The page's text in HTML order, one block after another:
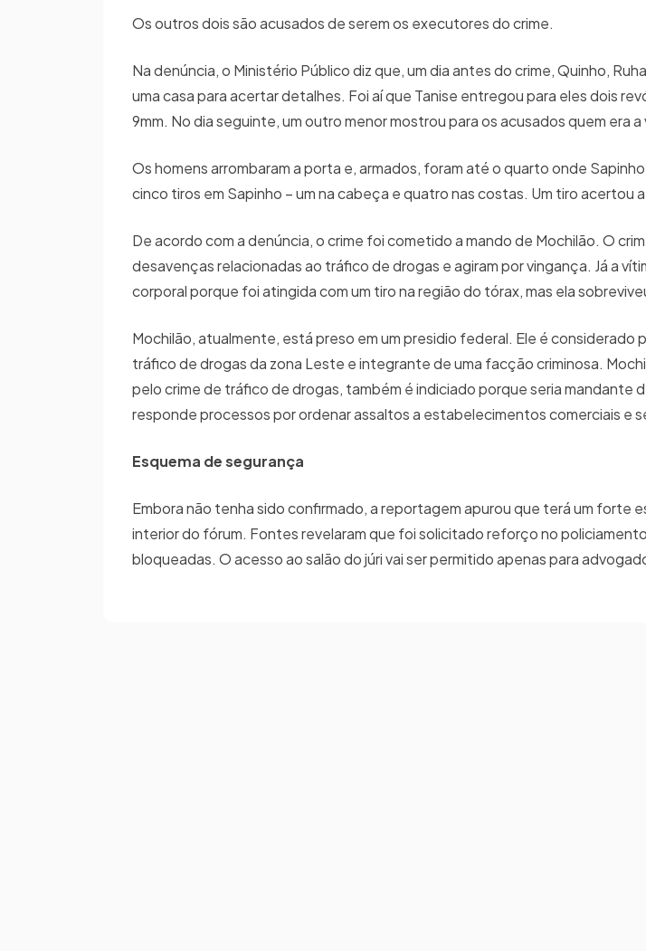
Os outros dois são acusados de serem os executores do crime.
Na denúncia, o Ministério Público diz que, um dia antes do crime, Quinho,
uma casa para acertar detalhes. Foi aí que Tanise entregou para eles dois
9mm. No dia seguinte, um outro menor mostrou para os acusados quem era a
Os homens arrombaram a porta e, armados, foram até o quarto onde
cinco tiros em Sapinho – um na cabeça e quatro nas costas. Um tiro acertou
De acordo com a denúncia, o crime foi cometido a mando de Mochilão. O
desavenças relacionadas ao tráfico de drogas e agiram por vingança. Já a
corporal porque foi atingida com um tiro na região do tórax, mas ela
Mochilão, atualmente, está preso em um presidio federal. Ele é considerado
tráfico de drogas da zona Leste e integrante de uma facção criminosa.
pelo crime de tráfico de drogas, também é indiciado porque seria mandante
responde processos por ordenar assaltos a estabelecimentos comerciais e
Esquema de segurança
Embora não tenha sido confirmado, a reportagem apurou que terá um forte
interior do fórum. Fontes revelaram que foi solicitado reforço no
bloqueadas. O acesso ao salão do júri vai ser permitido apenas para